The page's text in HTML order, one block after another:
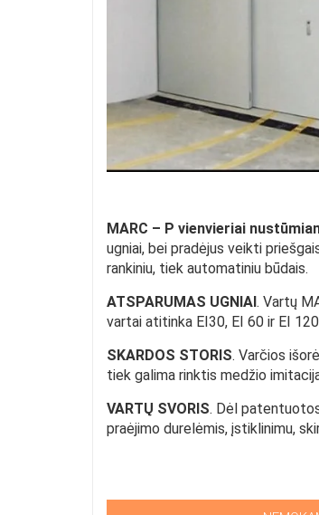
MARC – P vienvieriai
ugniai, bei pradėjus veikti
rankiniu, tiek automatiniu būdais.
ATSPARUMAS UGNIAI. Vartų
vartai atitinka EI30, EI 60 ir EI
SKARDOS STORIS. Varčios
tiek galima rinktis medžio
VARTŲ SVORIS. Dėl
praėjimo durelėmis, įstiklinimu,